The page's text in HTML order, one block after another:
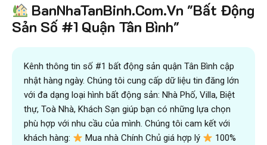
Tiết kiệmhơn 90% thời gian , mua bán được nhanh hơn
và kiếm được nhiều tiền hơn với sự trợ giúp đắc lực của
đội ngũ chuyên gia VICTORY REAL
Trên 10.500 Khách Hàng Đã Tìm Mua
Nhanh
BanNhaTanBinh.Com.Vn "Bất Động
Sản Số #1 Quận Tân Bình"
Kênh thông tin số #1 bất động sản quận Tân Bình cập
nhật hàng ngày. Chúng tôi cung cấp dữ liệu tin đăng lớn
với đa dạng loại hình bất động sản: Nhà Phố, Villa, Biệt
thự, Toà Nhà, Khách Sạn giúp bạn có những lựa chọn
phù hợp với nhu cầu của mình. Chúng tôi cam kết với
khách hàng:
Mua nhà Chính Chủ giá hợp lý
100%